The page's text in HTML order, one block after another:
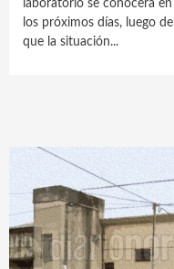
laboratorio se conocerá en
los próximos días, luego de
que la situación...